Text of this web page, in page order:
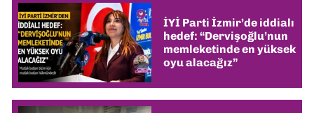
İYİ Parti İzmir’de iddialı
hedef: “Dervişoğlu’nun
memleketinde en yüksek
oyu alacağız”